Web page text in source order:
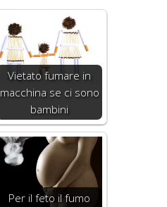
Vietato fumare in
macchina se ci sono
bambini
Per il feto il fumo